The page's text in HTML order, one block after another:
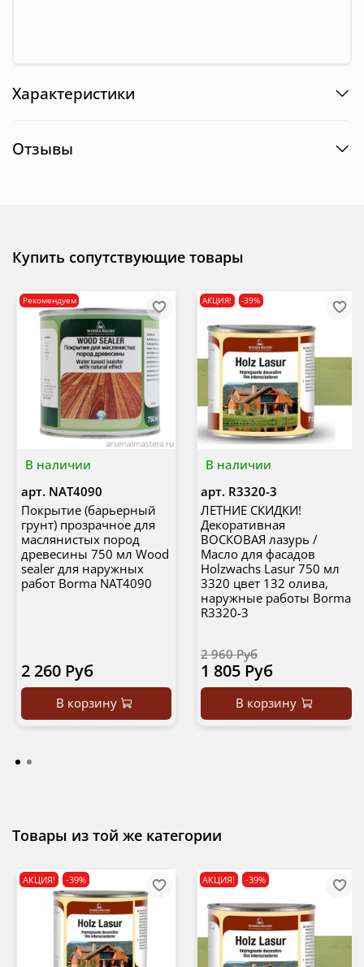
Характеристики
Отзывы
Купить сопутствующие товары
В наличии
Рекомендуем
арт. NAT4090
Покрытие (барьерный
грунт) прозрачное для
маслянистых пород
древесины 750 мл Wood
sealer для наружных
работ Borma NAT4090
2 260 Руб
В корзину
В наличии
АКЦИЯ! -39%
арт. R3320-3
ЛЕТНИЕ СКИДКИ!
Декоративная
ВОСКОВАЯ лазурь /
Масло для фасадов
Holzwachs Lasur 750 мл
3320 цвет 132 олива,
наружные работы Borma
R3320-3
2 960 Руб
1 805 Руб
В корзину
Товары из той же категории
АКЦИЯ! -39% АКЦИЯ! -39%